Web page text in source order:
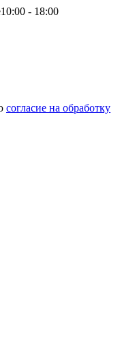
10:00 - 18:00
согласие на обработку